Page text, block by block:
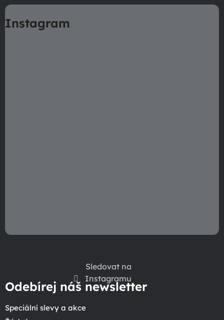
á
pInstagram
Sledovat na
Instagramu
Odebírej náš newsletter
Speciální slevy a akce